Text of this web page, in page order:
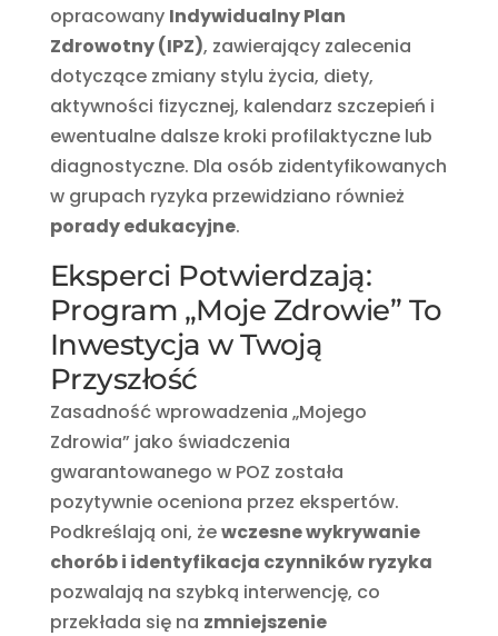
opracowany Indywidualny Plan
Zdrowotny (IPZ), zawierający zalecenia
dotyczące zmiany stylu życia, diety,
aktywności fizycznej, kalendarz szczepień i
ewentualne dalsze kroki profilaktyczne lub
diagnostyczne. Dla osób zidentyfikowanych
w grupach ryzyka przewidziano również
porady edukacyjne.
Eksperci Potwierdzają:
Program „Moje Zdrowie” To
Inwestycja w Twoją
Przyszłość
Zasadność wprowadzenia „Mojego
Zdrowia” jako świadczenia
gwarantowanego w POZ została
pozytywnie oceniona przez ekspertów.
Podkreślają oni, żewczesne wykrywanie
chorób i identyfikacja czynników ryzyka
pozwalają na szybką interwencję, co
przekłada się na zmniejszenie